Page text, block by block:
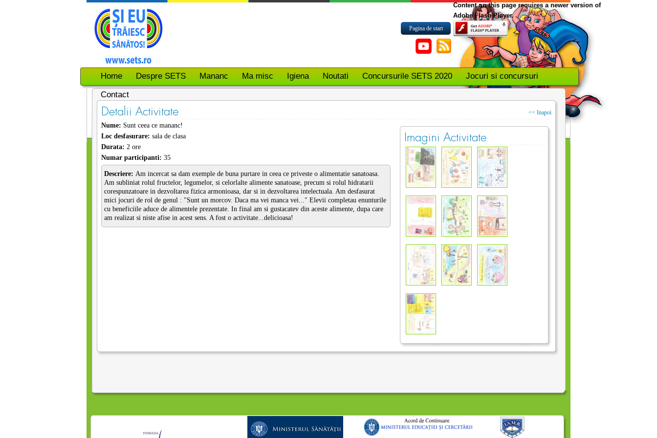
Pagina de start
Content on this page requires a newer version of
Adobe Flash Player.
Home Despre SETS Mananc Ma misc Igiena Noutati Concursurile SETS 2020
Jocuri si concursuri
Contact
Detalii Activitate << Inapoi
Nume: Sunt ceea ce mananc!
Loc desfasurare: sala de clasa
Durata: 2 ore
Numar participanti: 35
Descriere: Am incercat sa dam exemple de buna purtare in ceea ce priveste o alimentatie sanatoasa.
Am subliniat rolul fructelor, legumelor, si celorlalte alimente sanatoase, precum si rolul hidratarii
corespunzatoare in dezvoltarea fizica armonioasa, dar si in dezvoltarea intelectuala. Am desfasurat
mici jocuri de rol de genul : "Sunt un morcov. Daca ma vei manca vei..." Elevii completau enunturile
cu beneficiile aduce de alimentele prezentate. In final am si gustacatev din aceste alimente, dupa care
am realizat si niste afise in acest sens. A fost o activitate...delicioasa!
Imagini Activitate